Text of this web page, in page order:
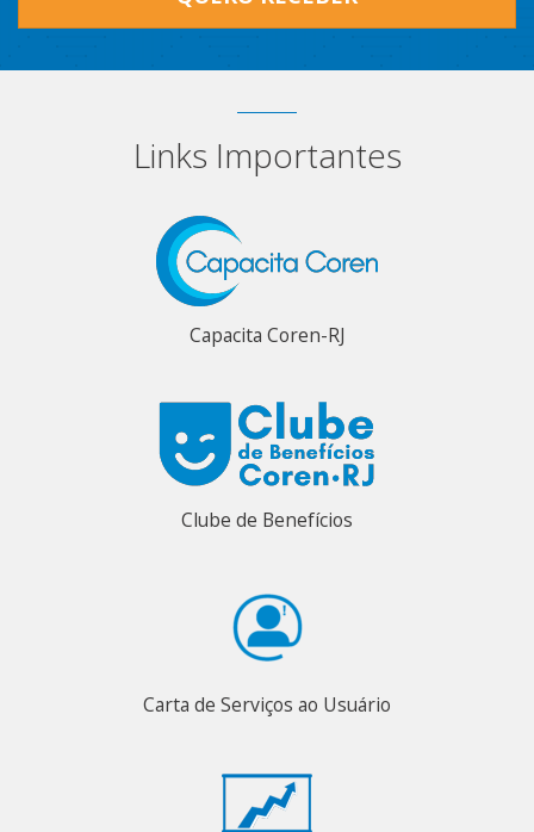
Links Importantes
Capacita Coren-RJ
Clube de Benefícios
Carta de Serviços ao Usuário